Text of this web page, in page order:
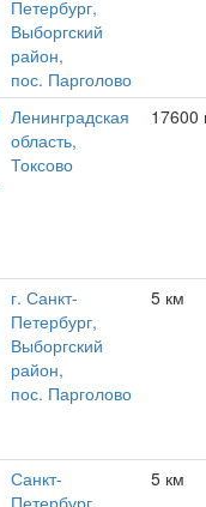
Петербург,
Выборгский
район,
пос. Парголово
Ленинградская
область,
Токсово
17600
г. Санкт-
Петербург,
Выборгский
район,
пос. Парголово
5 км
Санкт-
5 км